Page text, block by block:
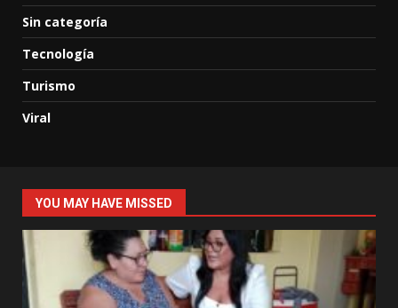
Sin categoría
Tecnología
Turismo
Viral
YOU MAY HAVE MISSED